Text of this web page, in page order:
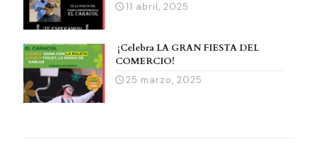
11 abril, 2025
¡Celebra LA GRAN FIESTA DEL
COMERCIO!
25 marzo, 2025